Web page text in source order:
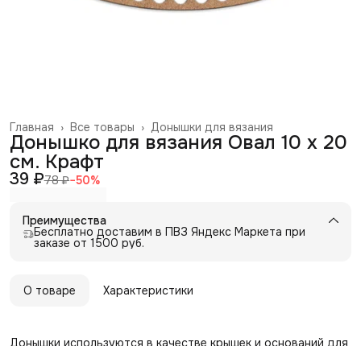
Донышки для вязания
Все товары ›
Главная ›
Донышко для вязания Овал 10 х 20
см. Крафт
39 ₽78 ₽−50%
Преимущества
Бесплатно доставим в ПВЗ Яндекс Маркета при
заказе от 1500 руб.
О товаре Характеристики
Донышки используются в качестве крышек и оснований для